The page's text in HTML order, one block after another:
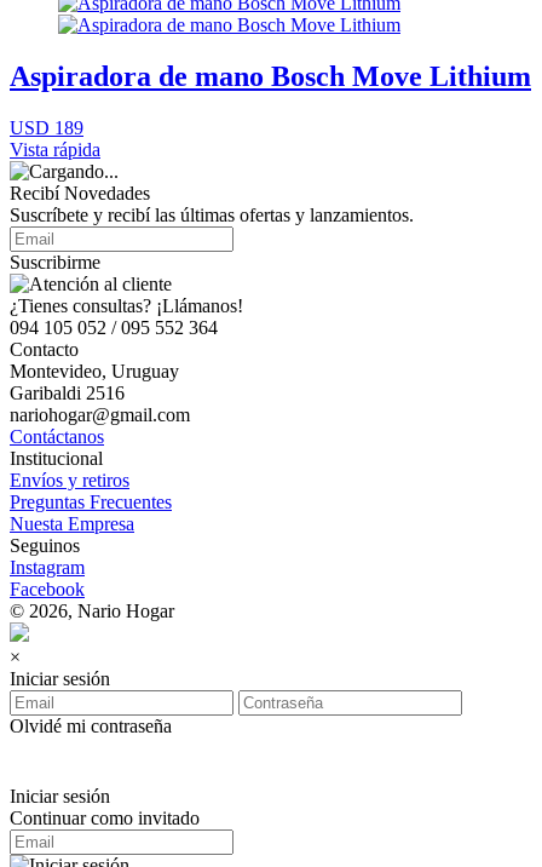
Aspiradora de mano Bosch Move Lithium
USD 189
Vista rápida
Recibí Novedades
Suscríbete y recibí las últimas ofertas y lanzamientos.
Suscribirme
¿Tienes consultas? ¡Llámanos!
094 105 052 / 095 552 364
Contacto
Montevideo, Uruguay
Garibaldi 2516
nariohogar@gmail.com
Contáctanos
Institucional
Envíos y retiros
Preguntas Frecuentes
Nuesta Empresa
Seguinos
Instagram
Facebook
© 2026, Nario Hogar
×
Iniciar sesión
Olvidé mi contraseña
Iniciar sesión
Continuar como invitado